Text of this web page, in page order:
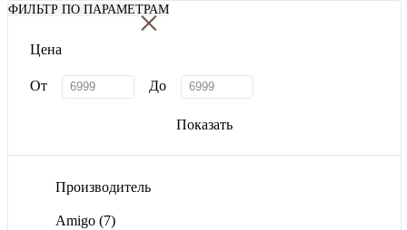
ФИЛЬТР ПО ПАРАМЕТРАМ
×
Цена
От До
Показать
Производитель
Amigo (7)